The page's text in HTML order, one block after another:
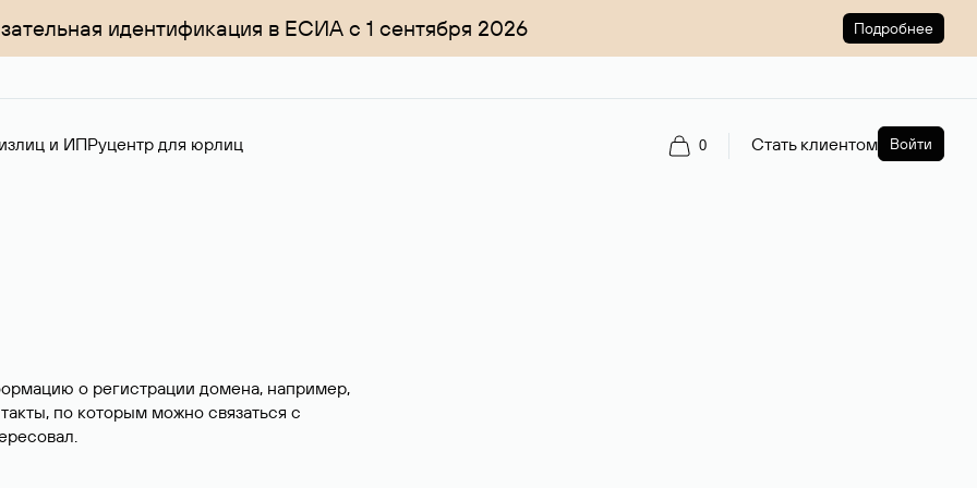
идентификация в ЕСИА с 1 сентября 2026 Подробнее
и ИПРуцентр для юрлиц 0 Стать клиентом Войти
о регистрации домена, например,
по которым можно связаться с